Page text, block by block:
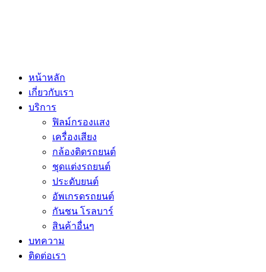
หน้าหลัก
เกี่ยวกับเรา
บริการ
ฟิลม์กรองแสง
เครื่องเสียง
กล้องติดรถยนต์
ชุดแต่งรถยนต์
ประดับยนต์
อัพเกรดรถยนต์
กันชน โรลบาร์
สินค้าอื่นๆ
บทความ
ติดต่อเรา